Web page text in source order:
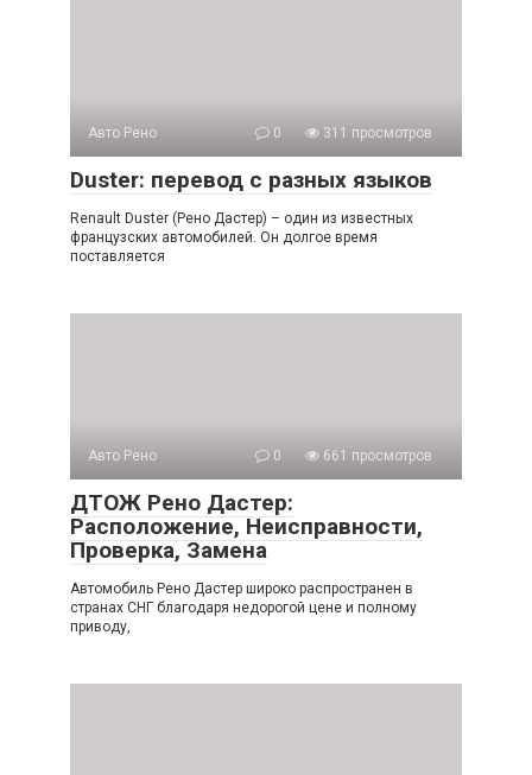
Авто Рено 0 311 просмотров
Duster: перевод с разных языков
Renault Duster (Рено Дастер) – один из известных
французских автомобилей. Он долгое время
поставляется
Авто Рено 0 661 просмотров
ДТОЖ Рено Дастер:
Расположение, Неисправности,
Проверка, Замена
Автомобиль Рено Дастер широко распространен в
странах СНГ благодаря недорогой цене и полному
приводу,